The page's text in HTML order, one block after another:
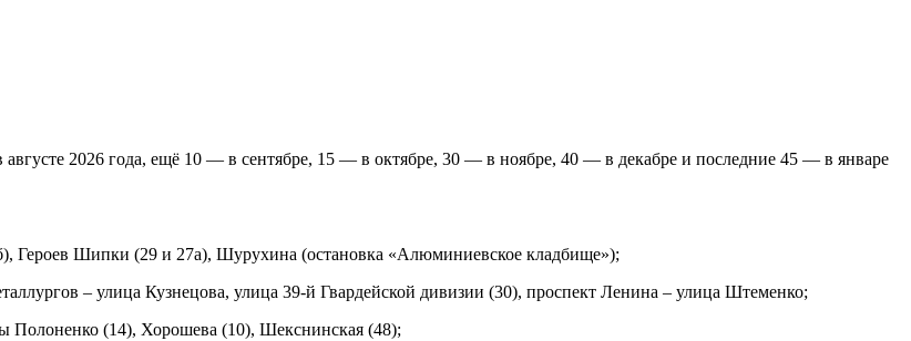
августе 2026 года, ещё 10 — в сентябре, 15 — в октябре, 30 — в ноябре, 40 — в декабре и последние 45 — в январе
Героев Шипки (29 и 27а), Шурухина (остановка «Алюминиевское кладбище»);
– улица Кузнецова, улица 39-й Гвардейской дивизии (30), проспект Ленина – улица Штеменко;
Полоненко (14), Хорошева (10), Шекснинская (48);